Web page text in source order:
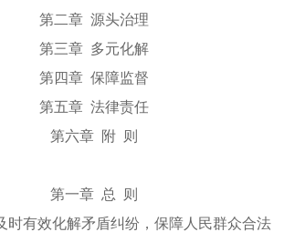
第二章 源头治理
第三章 多元化解
第四章 保障监督
第五章 法律责任
第六章 附 则
第一章 总 则
时有效化解矛盾纠纷，保障人民群众合法